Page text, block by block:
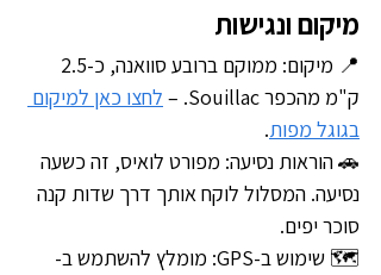
מיקום ונגישות
ק"מ מהכפר Souillac. –
לחצו כאן למיקום
בגוגל מפות.
🚗 הוראות נסיעה: מפורט לואיס, זה כשעה
נסיעה. המסלול לוקח אותך דרך שדות קנה
סוכר יפים.
🗺️ שימוש ב-GPS: מומלץ להשתמש ב-